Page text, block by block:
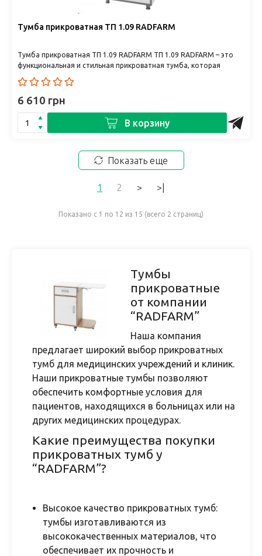
Тумба прикроватная ТП 1.09 RADFARM
Тумба прикроватная ТП 1.09 RADFARM ТП 1.09 RADFARM – это
функциональная и стильная прикроватная тумба, которая
станет нез..
6 610 грн
В корзину
Показать еще
1 2 > >|
Показано с 1 по 12 из 15 (всего 2 страниц)
Тумбы
прикроватные
от компании
“RADFARM”
Наша компания
предлагает широкий выбор прикроватных
тумб для медицинских учреждений и клиник.
Наши прикроватные тумбы позволяют
обеспечить комфортные условия для
пациентов, находящихся в больницах или на
других медицинских процедурах.
Какие преимущества покупки
прикроватных тумб у
“RADFARM”?
Высокое качество прикроватных тумб:
тумбы изготавливаются из
высококачественных материалов, что
обеспечивает их прочность и